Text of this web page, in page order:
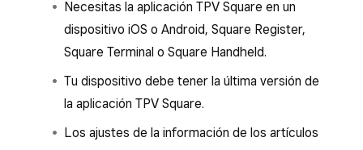
Necesitas la aplicación TPV Square en un
dispositivo iOS o Android, Square Register,
Square Terminal o Square Handheld.
Tu dispositivo debe tener la última versión de
la aplicación TPV Square.
Los ajustes de la información de los artículos